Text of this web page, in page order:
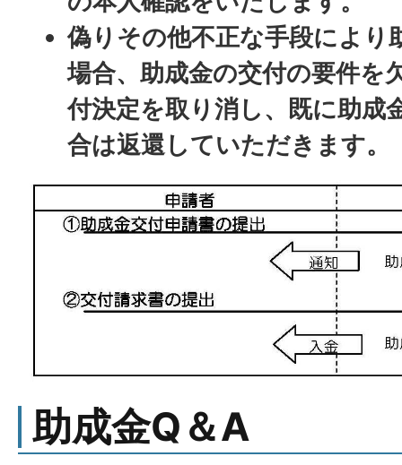
偽りその他不正な手段により
場合、助成金の交付の要件を
付決定を取り消し、既に助成
合は返還していただきます。
助成金Q＆A